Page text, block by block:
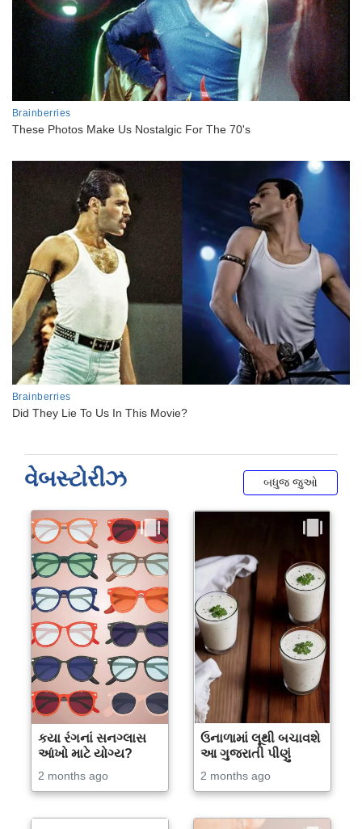
વેબસ્ટોરીઝ બધુજ જુઓ
કયા રંગનાં સનગ્લાસ
આંખો માટે યોગ્ય?
2 months ago
ઉનાળામાં લૂથી બચાવશે
આ ગુજરાતી પીણું
2 months ago